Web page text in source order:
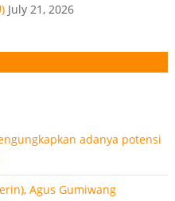
July 21, 2026
adanya potensi
Agus Gumiwang